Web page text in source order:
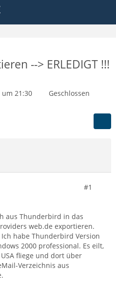
--> ERLEDIGT !!!
um 21:30
Geschlossen
#1
aus Thunderbird in das
web.de exportieren.
habe Thunderbird Version
2000 professional. Es eilt,
fliege und dort über
Verzeichnis aus